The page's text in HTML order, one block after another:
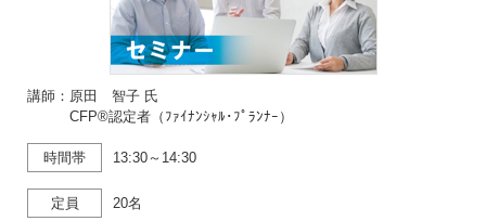
講師：原田 智子 氏
CFP®認定者（ﾌｧｲﾅﾝｼｬﾙ･ﾌﾟﾗﾝﾅｰ）
時間帯 13:30～14:30
定員 20名